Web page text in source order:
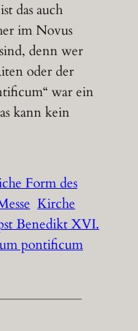
das auch
im Novus
denn wer
oder der
war ein
kann kein
Form des
Kirche
Benedikt XVI.
pontificum